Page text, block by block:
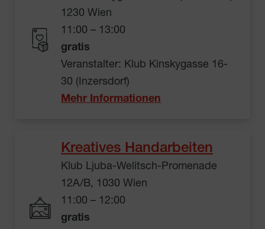
1230 Wien
11:00 – 13:00
gratis
Veranstalter: Klub Kinskygasse 16-
30 (Inzersdorf)
Mehr Informationen
Kreatives Handarbeiten
Klub Ljuba-Welitsch-Promenade
12A/B, 1030 Wien
11:00 – 12:00
gratis